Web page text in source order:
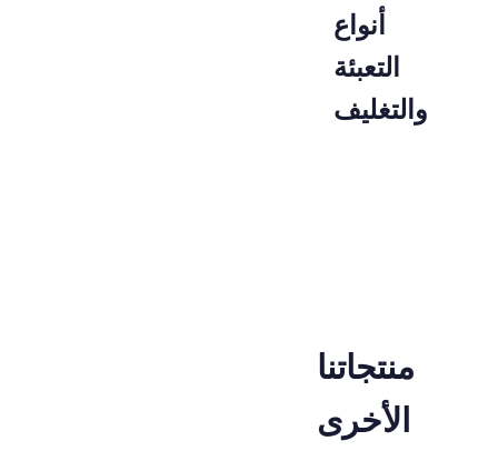
أنواع
التعبئة
والتغليف
منتجاتنا
الأخرى